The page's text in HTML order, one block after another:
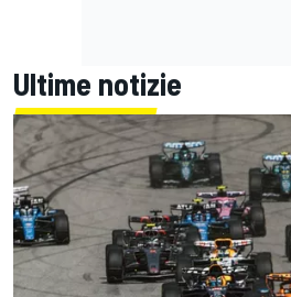
Ultime notizie